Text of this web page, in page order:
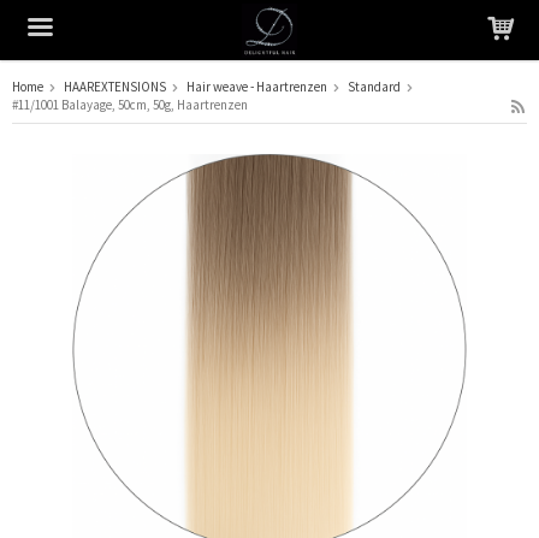
Het product is in je winkelmandje geplaatst
Home HAAREXTENSIONS Hair weave - Haartrenzen
Standard
#11/1001 Balayage, 50cm, 50g, Haartrenzen